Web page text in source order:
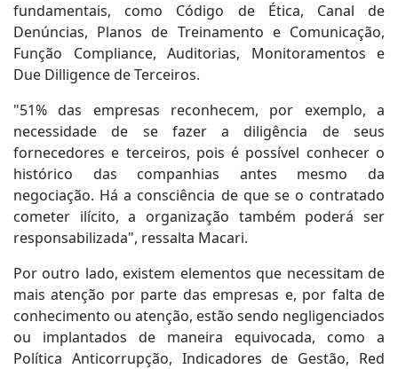
fundamentais, como Código de Ética, Canal de
Denúncias, Planos de Treinamento e Comunicação,
Função Compliance, Auditorias, Monitoramentos e
Due Dilligence de Terceiros.
"51% das empresas reconhecem, por exemplo, a
necessidade de se fazer a diligência de seus
fornecedores e terceiros, pois é possível conhecer o
histórico das companhias antes mesmo da
negociação. Há a consciência de que se o contratado
cometer ilícito, a organização também poderá ser
responsabilizada", ressalta Macari.
Por outro lado, existem elementos que necessitam de
mais atenção por parte das empresas e, por falta de
conhecimento ou atenção, estão sendo negligenciados
ou implantados de maneira equivocada, como a
Política Anticorrupção, Indicadores de Gestão, Red